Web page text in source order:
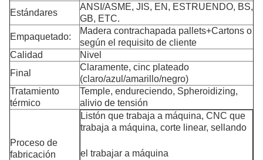
Estándares
ANSI/ASME, JIS, EN, ESTRUENDO, BS,
GB, ETC.
Empaquetado:
Madera contrachapada pallets+Cartons o
según el requisito de cliente
Calidad
Nivel
Final
Claramente, cinc plateado
(claro/azul/amarillo/negro)
Tratamiento
térmico
Temple, endureciendo, Spheroidizing,
alivio de tensión
Proceso de
fabricación
Listón que trabaja a máquina, CNC que
trabaja a máquina, corte linear, sellando
el trabajar a máquina